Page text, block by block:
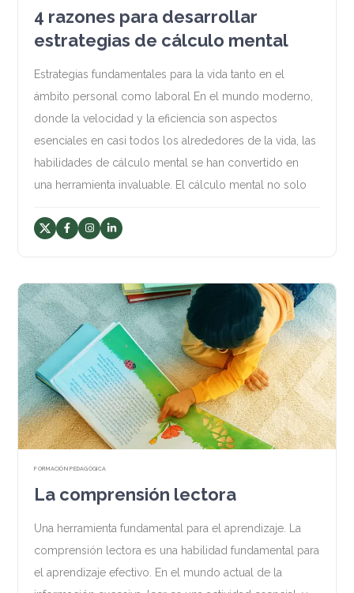
4 razones para desarrollar
estrategias de cálculo mental
Estrategias fundamentales para la vida tanto en el
ámbito personal como laboral En el mundo moderno,
donde la velocidad y la eficiencia son aspectos
esenciales en casi todos los alrededores de la vida, las
habilidades de cálculo mental se han convertido en
una herramienta invaluable. El cálculo mental no solo
FORMACIÓN PEDAGÓGICA
La comprensión lectora
Una herramienta fundamental para el aprendizaje. La
comprensión lectora es una habilidad fundamental para
el aprendizaje efectivo. En el mundo actual de la